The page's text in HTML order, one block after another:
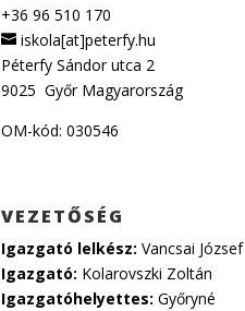
+36 96 510 170
iskola[at]peterfy.hu
Péterfy Sándor utca 2
9025 Győr Magyarország
OM-kód: 030546
VEZETŐSÉG
Igazgató lelkész: Vancsai József
Igazgató: Kolarovszki Zoltán
Igazgatóhelyettes: Győryné